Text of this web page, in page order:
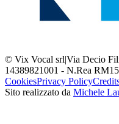
© Vix Vocal srl|Via Decio
14389821001 - N.Rea
CookiesPrivacy Policy
Sito realizzato da Michele